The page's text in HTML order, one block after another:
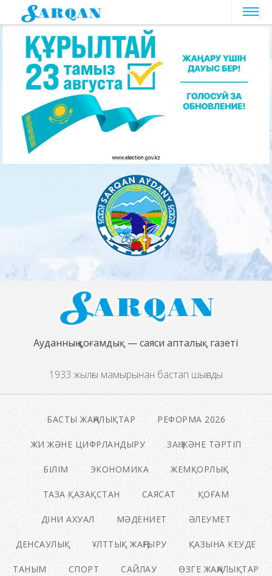
Ауданның қоғамдық — саяси апталық газеті
1933 жылғы мамырынан бастап шығады
БАСТЫ ЖАҢАЛЫҚТАР РЕФОРМА 2026
ЖИ ЖӘНЕ ЦИФРЛАНДЫРУ ЗАҢ ЖӘНЕ ТӘРТІП
БІЛІМ ЭКОНОМИКА ЖЕМҚОРЛЫҚ
ТАЗА ҚАЗАҚСТАН САЯСАТ ҚОҒАМ
ДІНИ АХУАЛ МӘДЕНИЕТ ӘЛЕУМЕТ
ДЕНСАУЛЫҚ ҰЛТТЫҚ ЖАҢҒЫРУ ҚАЗЫНА КЕУДЕ
ТАНЫМ СПОРТ САЙЛАУ ӨЗГЕ ЖАҢАЛЫҚТАР